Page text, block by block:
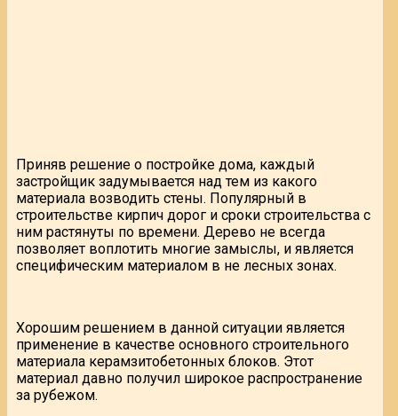
Приняв решение о постройке дома, каждый
застройщик задумывается над тем из какого
материала возводить стены. Популярный в
строительстве кирпич дорог и сроки строительства с
ним растянуты по времени. Дерево не всегда
позволяет воплотить многие замыслы, и является
специфическим материалом в не лесных зонах.
Хорошим решением в данной ситуации является
применение в качестве основного строительного
материала керамзитобетонных блоков. Этот
материал давно получил широкое распространение
за рубежом.